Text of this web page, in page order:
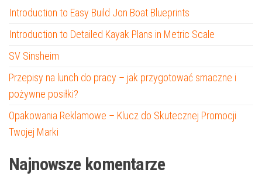
Introduction to Easy Build Jon Boat Blueprints
Introduction to Detailed Kayak Plans in Metric Scale
SV Sinsheim
Przepisy na lunch do pracy – jak przygotować smaczne i
pożywne posiłki?
Opakowania Reklamowe – Klucz do Skutecznej Promocji
Twojej Marki
Najnowsze komentarze